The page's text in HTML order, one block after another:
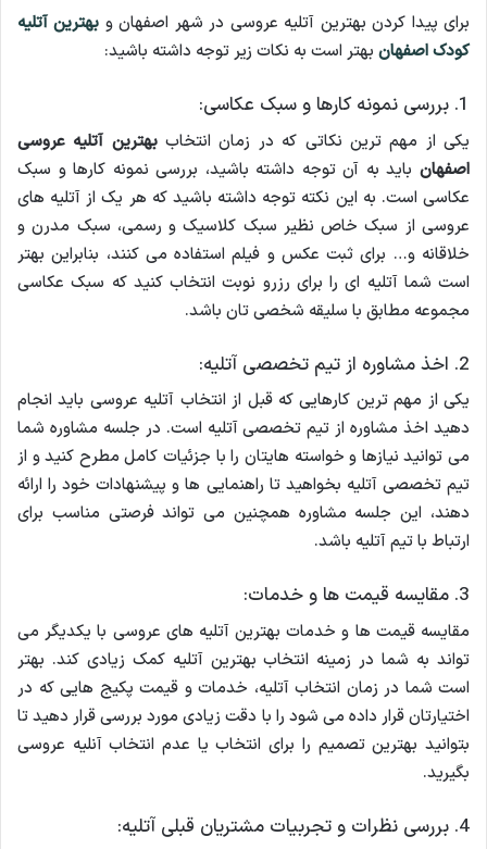
برای پیدا کردن بهترین آتلیه عروسی در شهر اصفهان و بهترین آتلیه
کودک اصفهان بهتر است به نکات زیر توجه داشته باشید:
1. بررسی نمونه کارها و سبک عکاسی:
یکی از مهم ترین نکاتی که در زمان انتخاببهترین آتلیه عروسی
اصفهان باید به آن توجه داشته باشید، بررسی نمونه کارها و سبک
عکاسی است. به این نکته توجه داشته باشید که هر یک از آتلیه های
عروسی از سبک خاص نظیر سبک کلاسیک و رسمی، سبک مدرن و
خلاقانه و… برای ثبت عکس و فیلم استفاده می کنند، بنابراین بهتر
است شما آتلیه ای را برای رزرو نوبت انتخاب کنید که سبک عکاسی
مجموعه مطابق با سلیقه شخصی تان باشد.
2. اخذ مشاوره از تیم تخصصی آتلیه:
یکی از مهم ترین کارهایی که قبل از انتخاب آتلیه عروسی باید انجام
دهید اخذ مشاوره از تیم تخصصی آتلیه است. در جلسه مشاوره شما
می توانید نیازها و خواسته هایتان را با جزئیات کامل مطرح کنید و از
تیم تخصصی آتلیه بخواهید تا راهنمایی ها و پیشنهادات خود را ارائه
دهند، این جلسه مشاوره همچنین می تواند فرصتی مناسب برای
ارتباط با تیم آتلیه باشد.
3. مقایسه قیمت ها و خدمات:
مقایسه قیمت ها و خدمات بهترین آتلیه های عروسی با یکدیگر می
تواند به شما در زمینه انتخاب بهترین آتلیه کمک زیادی کند. بهتر
است شما در زمان انتخاب آتلیه، خدمات و قیمت پکیج هایی که در
اختیارتان قرار داده می شود را با دقت زیادی مورد بررسی قرار دهید تا
بتوانید بهترین تصمیم را برای انتخاب یا عدم انتخاب آنلیه عروسی
بگیرید.
4. بررسی نظرات و تجربیات مشتریان قبلی آتلیه: